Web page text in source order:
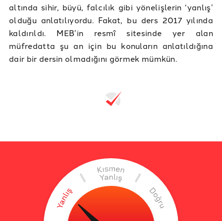
altında sihir, büyü, falcılık gibi yönelişlerin ‘yanlış’
olduğu anlatılıyordu. Fakat, bu ders 2017 yılında
kaldırıldı. MEB’in resmî sitesinde yer alan
müfredatta şu an için bu konuların anlatıldığına
dair bir dersin olmadığını görmek mümkün.